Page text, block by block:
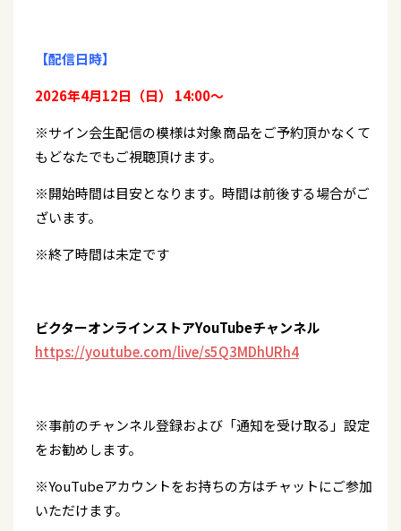
【配信日時】
2026年4月12日（日） 14:00～
※サイン会生配信の模様は対象商品をご予約頂かなくて
もどなたでもご視聴頂けます。
※開始時間は目安となります。時間は前後する場合がご
ざいます。
※終了時間は未定です
ビクターオンラインストアYouTubeチャンネル
https://youtube.com/live/s5Q3MDhURh4
※事前のチャンネル登録および「通知を受け取る」設定
をお勧めします。
※YouTubeアカウントをお持ちの方はチャットにご参加
いただけます。